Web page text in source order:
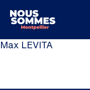
Max LEVITA